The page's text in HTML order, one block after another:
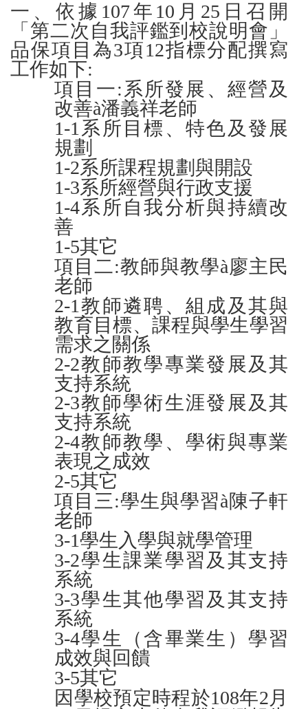
一、依據107年10月25 日召開
「第二次自我評鑑到校說明會」
品保項目為3項12指標分配撰寫
工作如下:
項目一:系所發展、經營及
改善à潘義祥老師
1-1 系所目標、特色及發展
規劃
1-2系所課程規劃與開設
1-3系所經營與行政支援
1-4系所自我分析與持續改
善
1-5其它
項目二:教師與教學à廖主民
老師
2-1 教師遴聘、組成及其與
教育目標、課程與學生學習
需求之關係
2-2教師教學專業發展及其
支持系統
2-3教師學術生涯發展及其
支持系統
2-4教師教學、學術與專業
表現之成效
2-5其它
項目三:學生與學習à陳子軒
老師
3-1學生入學與就學管理
3-2學生課業學習及其支持
系統
3-3學生其他學習及其支持
系統
3-4學生（含畢業生）學習
成效與回饋
3-5其它
因學校預定時程於108年2月